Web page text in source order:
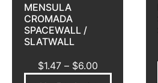
MENSULA
CROMADA
SPACEWALL /
SLATWALL
$1.47– $6.00